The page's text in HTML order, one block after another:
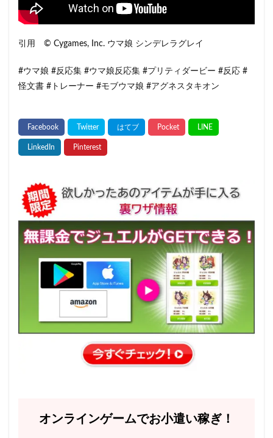
引用 © Cygames, Inc. ウマ娘 シンデレラグレイ
#ウマ娘 #反応集 #ウマ娘反応集 #プリティダービー #反応 #
怪文書 #トレーナー #モブウマ娘 #アグネスタキオン
オンラインゲームでお小遣い稼ぎ！